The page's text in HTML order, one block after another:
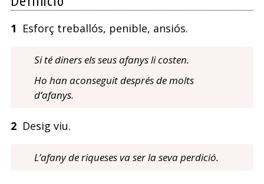
1 Esforç treballós, penible, ansiós.
Si té diners els seus afanys li costen.
Ho han aconseguit després de molts
d’afanys.
2Desig viu.
L’afany de riqueses va ser la seva perdició.